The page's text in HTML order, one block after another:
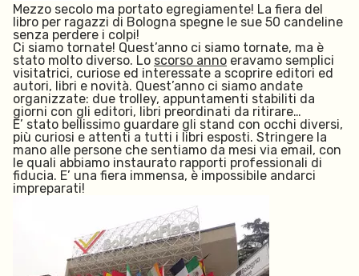
Mezzo secolo ma portato egregiamente! La fiera del
libro per ragazzi di Bologna spegne le sue 50 candeline
senza perdere i colpi!
Ci siamo tornate! Quest’anno ci siamo tornate, ma è
stato molto diverso. Lo scorso anno eravamo semplici
visitatrici, curiose ed interessate a scoprire editori ed
autori, libri e novità. Quest’anno ci siamo andate
organizzate: due trolley, appuntamenti stabiliti da
giorni con gli editori, libri preordinati da ritirare…
E’ stato bellissimo guardare gli stand con occhi diversi,
più curiosi e attenti a tutti i libri esposti. Stringere la
mano alle persone che sentiamo da mesi via email, con
le quali abbiamo instaurato rapporti professionali di
fiducia. E’ una fiera immensa, è impossibile andarci
impreparati!